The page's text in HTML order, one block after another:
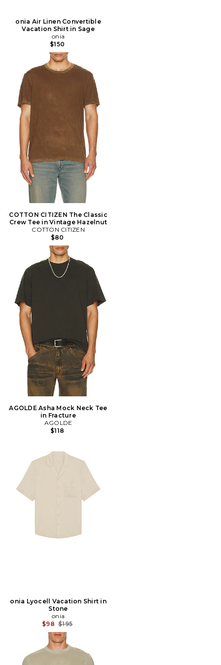
onia Air Linen Convertible
Vacation Shirt in Sage
onia
$150
COTTON CITIZEN The Classic
Crew Tee in Vintage Hazelnut
COTTON CITIZEN
$80
AGOLDE Asha Mock Neck Tee
in Fracture
AGOLDE
$118
onia Lyocell Vacation Shirt in
Stone
onia
$98 Prix Avant Réduction:
$195